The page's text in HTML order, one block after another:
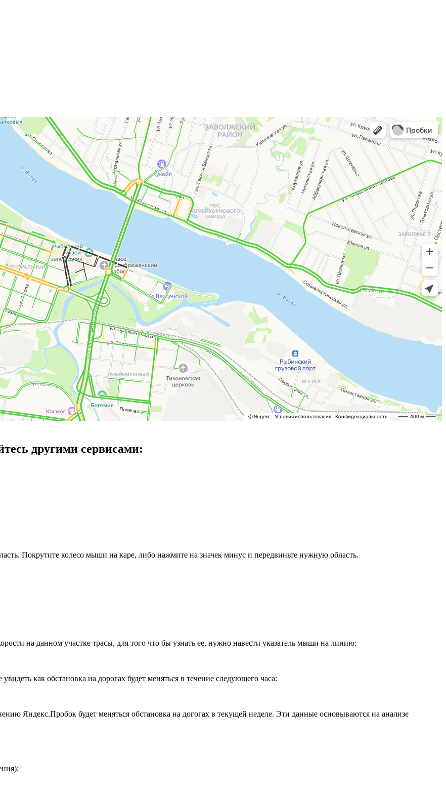
другими сервисами:
Покрутите колесо мыши на каре, либо нажмите на значек минус и передвиньте нужную область.
на данном участке трасы, для того что бы узнать ее, нужно навести указатель мыши на линию:
как обстановка на дорогах будет меняться в течение следующего часа:
Яндекс.Пробок будет меняться обстановка на догогах в текущей неделе. Эти данные основываются на анализе